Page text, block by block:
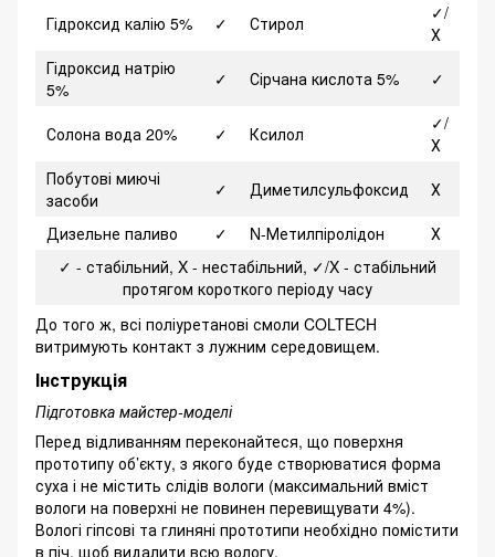
Гідроксид калію 5%
✓ Стирол
✓/
Х
Гідроксид натрію
5%
✓ Сірчана кислота 5% ✓
Солона вода 20% ✓ Ксилол
✓/
Х
Побутові миючі
засоби
✓ Диметилсульфоксид
Х
Дизельне паливо
✓ N-Метилпіролідон
Х
✓ - стабільний, X - нестабільний, ✓/X - стабільний
протягом короткого періоду часу
До того ж, всі поліуретанові смоли COLTECH
витримують контакт з лужним середовищем.
Інструкція
Підготовка майстер-моделі
Перед відливанням переконайтеся, що поверхня
прототипу об’єкту, з якого буде створюватися форма
суха і не містить слідів вологи (максимальний вміст
вологи на поверхні не повинен перевищувати 4%).
Вологі гіпсові та глиняні прототипи необхідно помістити
в піч, щоб видалити всю вологу.